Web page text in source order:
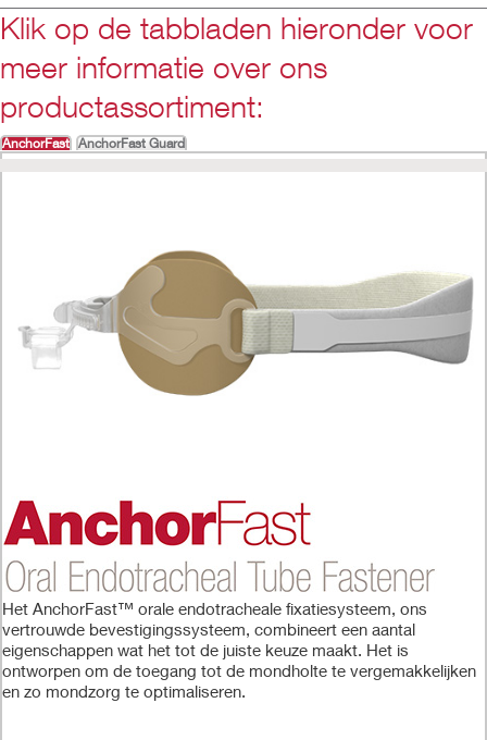
Klik op de tabbladen hieronder voor
meer informatie over ons
productassortiment:
AnchorFast AnchorFast Guard
Het AnchorFast™ orale endotracheale fixatiesysteem, ons
vertrouwde bevestigingssysteem, combineert een aantal
eigenschappen wat het tot de juiste keuze maakt. Het is
ontworpen om de toegang tot de mondholte te vergemakkelijken
en zo mondzorg te optimaliseren.